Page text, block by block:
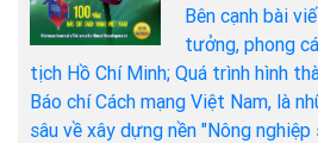
Bên cạnh bài
tưởng, phong
tịch Hồ Chí Minh; Quá trình hình
Báo chí Cách mạng Việt Nam, là
sâu về xây dựng nền "Nông